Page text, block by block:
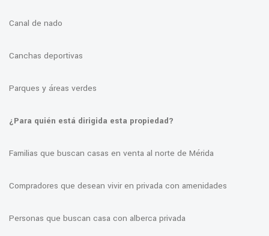
Canal de nado
Canchas deportivas
Parques y áreas verdes
¿Para quién está dirigida esta propiedad?
Familias que buscan casas en venta al norte de Mérida
Compradores que desean vivir en privada con amenidades
Personas que buscan casa con alberca privada